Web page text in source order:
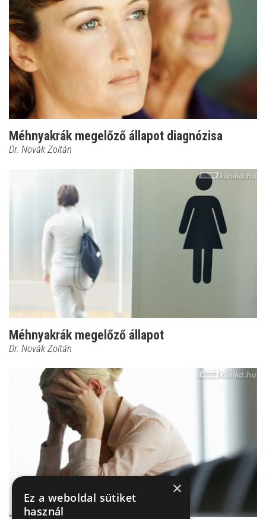
Méhnyakrák megelőző állapot diagnózisa
Dr. Novák Zoltán
Méhnyakrák megelőző állapot
Dr. Novák Zoltán
×
Ez a weboldal sütiket
használ